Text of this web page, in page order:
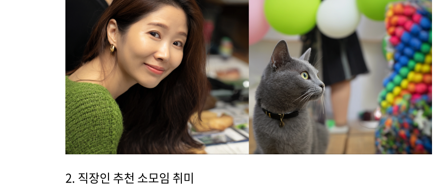
2. 직장인 추천 소모임 취미